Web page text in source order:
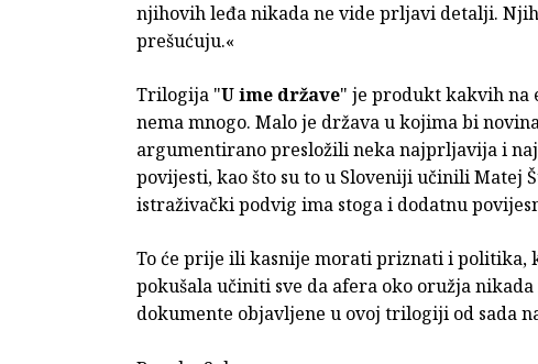
njihovih leđa nikada ne vide prljavi detalji.
prešućuju.«
Trilogija "U ime države" je produkt kakvih na
nema mnogo. Malo je država u kojima bi
argumentirano presložili neka najprljavija i
povijesti, kao što su to u Sloveniji učinili Matej
istraživački podvig ima stoga i dodatnu
To će prije ili kasnije morati priznati i politika,
pokušala učiniti sve da afera oko oružja
dokumente objavljene u ovoj trilogiji od sada